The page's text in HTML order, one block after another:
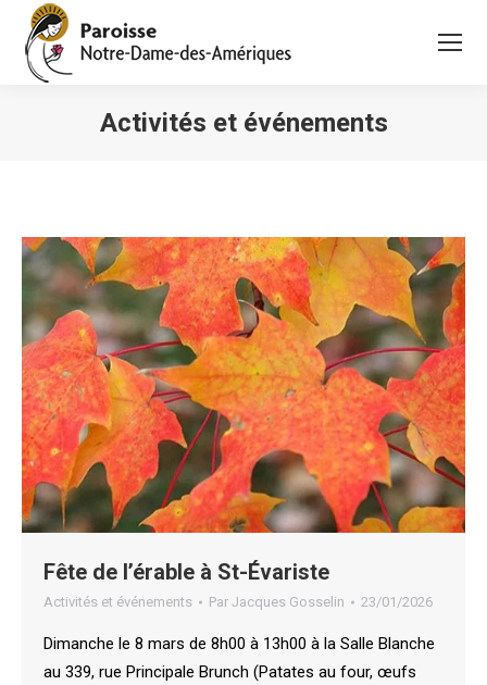
Activités et événements
Fête de l’érable à St-Évariste
Activités et événements Par Jacques Gosselin 23/01/2026
Dimanche le 8 mars de 8h00 à 13h00 à la Salle Blanche
au 339, rue Principale Brunch (Patates au four, œufs